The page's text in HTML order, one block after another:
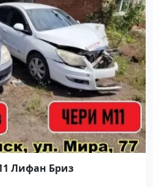
Лифан Бриз